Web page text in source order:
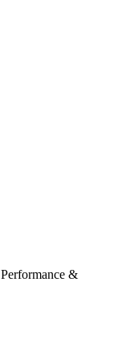
Performance &